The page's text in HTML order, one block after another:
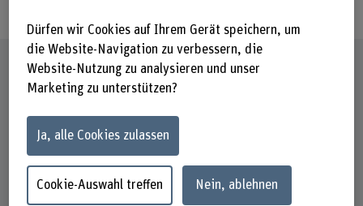
Steckbrief
Beteiligte Departemente
Hochschule für Agrar-, Forst- und
Technik und Informatik
Dürfen wir Cookies auf Ihrem Gerät speichern, um
die Website-Navigation zu verbessern, die
Website-Nutzung zu analysieren und unser
Marketing zu unterstützen?
Ja, alle Cookies zulassen
Cookie-Auswahl treffen Nein, ablehnen